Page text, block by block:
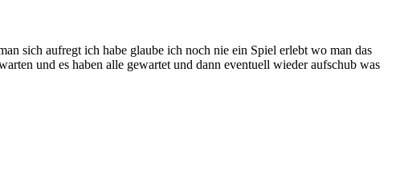
sich aufregt ich habe glaube ich noch nie ein Spiel erlebt wo man das
und es haben alle gewartet und dann eventuell wieder aufschub was